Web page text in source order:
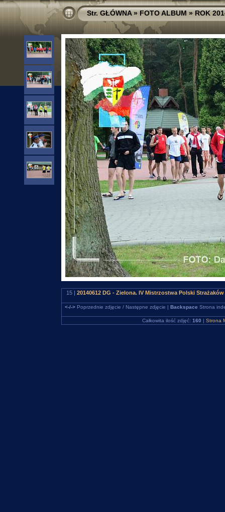
Str. GŁÓWNA»FOTO ALBUM»ROK
15 | 20140612 DG - Zielona. IV Mistrzostwa Polski
<-/->Poprzednie zdjęcie / Następne zdjęcie | Backspace Strona
Całkowita ilość zdjęć: 160 | Strona